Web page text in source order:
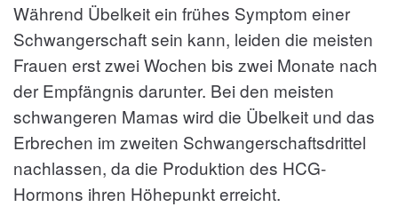
Während Übelkeit ein frühes Symptom einer
Schwangerschaft sein kann, leiden die meisten
Frauen erst zwei Wochen bis zwei Monate nach
der Empfängnis darunter. Bei den meisten
schwangeren Mamas wird die Übelkeit und das
Erbrechen im zweiten Schwangerschaftsdrittel
nachlassen, da die Produktion des HCG-
Hormons ihren Höhepunkt erreicht.